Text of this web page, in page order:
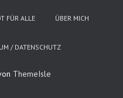
FÜR ALLE ÜBER MICH
/ DATENSCHUTZ
ThemeIsle